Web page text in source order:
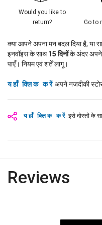
यहाँ क्लिक करें इसे दोस्तों के
Would you like to
return?
Go to
क्या आपने अपना मन बदल दिया है, या
इनवॉइस के साथ15 दिनोंके अंदर अपने
पाएँ। नियम एवं शर्तें लागू।
यहाँ क्लिक करें अपने नजदीकी
Reviews